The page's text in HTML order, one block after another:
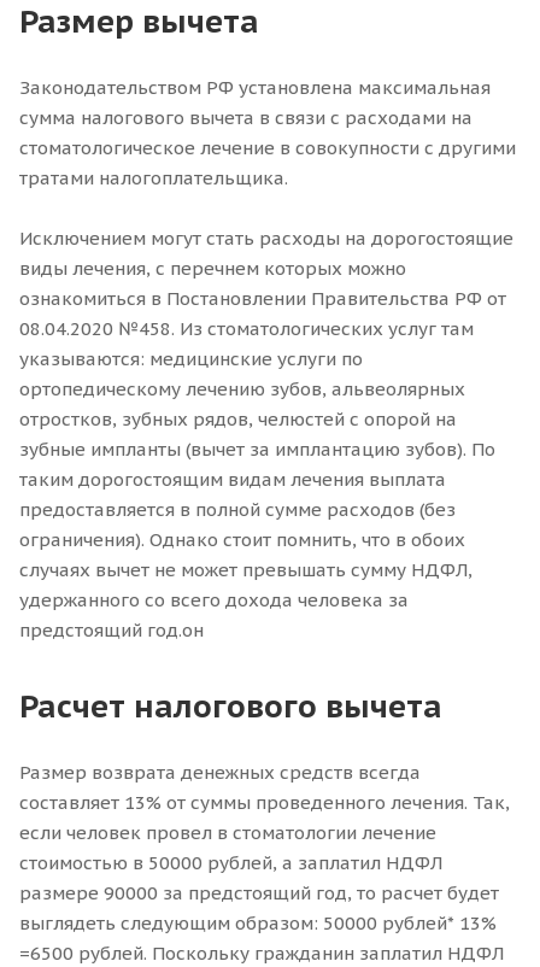
Размер вычета
Законодательством РФ установлена максимальная
сумма налогового вычета в связи с расходами на
стоматологическое лечение в совокупности с другими
тратами налогоплательщика.
Исключением могут стать расходы на дорогостоящие
виды лечения, с перечнем которых можно
ознакомиться в Постановлении Правительства РФ от
08.04.2020 №458. Из стоматологических услуг там
указываются: медицинские услуги по
ортопедическому лечению зубов, альвеолярных
отростков, зубных рядов, челюстей с опорой на
зубные импланты (вычет за имплантацию зубов). По
таким дорогостоящим видам лечения выплата
предоставляется в полной сумме расходов (без
ограничения). Однако стоит помнить, что в обоих
случаях вычет не может превышать сумму НДФЛ,
удержанного со всего дохода человека за
предстоящий год.он
Расчет налогового вычета
Размер возврата денежных средств всегда
составляет 13% от суммы проведенного лечения. Так,
если человек провел в стоматологии лечение
стоимостью в 50000 рублей, а заплатил НДФЛ
размере 90000 за предстоящий год, то расчет будет
выглядеть следующим образом: 50000 рублей* 13%
=6500 рублей. Поскольку гражданин заплатил НДФЛ